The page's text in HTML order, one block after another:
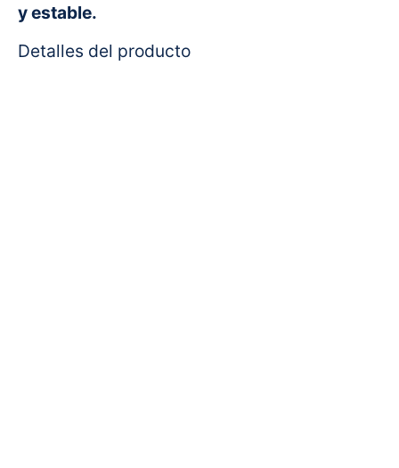
y estable.
Detalles del producto